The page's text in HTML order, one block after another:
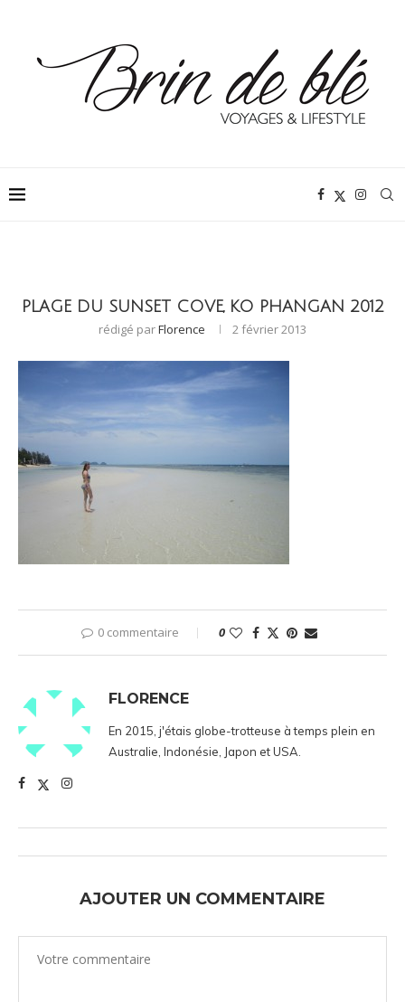
PLAGE DU SUNSET COVE, KO PHANGAN 2012
rédigé parFlorence 2 février 2013
0 commentaire 0
FLORENCE
En 2015, j'étais globe-trotteuse à temps plein en
Australie, Indonésie, Japon et USA.
AJOUTER UN COMMENTAIRE